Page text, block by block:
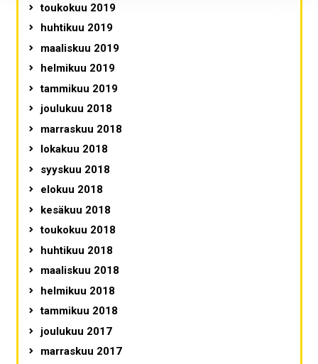
toukokuu 2019
huhtikuu 2019
maaliskuu 2019
helmikuu 2019
tammikuu 2019
joulukuu 2018
marraskuu 2018
lokakuu 2018
syyskuu 2018
elokuu 2018
kesäkuu 2018
toukokuu 2018
huhtikuu 2018
maaliskuu 2018
helmikuu 2018
tammikuu 2018
joulukuu 2017
marraskuu 2017